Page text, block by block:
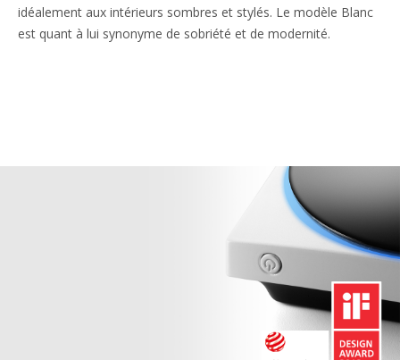
idéalement aux intérieurs sombres et stylés. Le modèle Blanc
est quant à lui synonyme de sobriété et de modernité.